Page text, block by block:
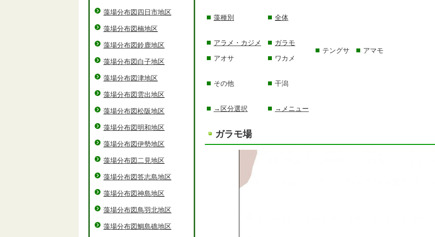
藻種別 全体
アラメ・カジメ
アオサ
ガラモ
ワカメ
テングサ アマモ
その他 干潟
→区分選択 →メニュー
ガラモ場
藻場分布図四日市地区
藻場分布図楠地区
藻場分布図鈴鹿地区
藻場分布図白子地区
藻場分布図津地区
藻場分布図雲出地区
藻場分布図松阪地区
藻場分布図明和地区
藻場分布図伊勢地区
藻場分布図二見地区
藻場分布図答志島地区
藻場分布図神島地区
藻場分布図鳥羽北地区
藻場分布図鯛島礁地区